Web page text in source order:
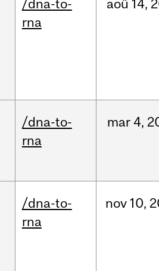
/dna-to-
rna
aoû 14,
/dna-to-
rna
mar 4,
/dna-to-
rna
nov 10,